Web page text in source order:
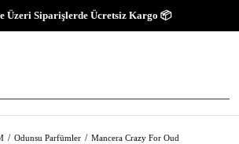
Üzeri Siparişlerde Ücretsiz Kargo 📦
Odunsu Parfümler Mancera Crazy For Oud